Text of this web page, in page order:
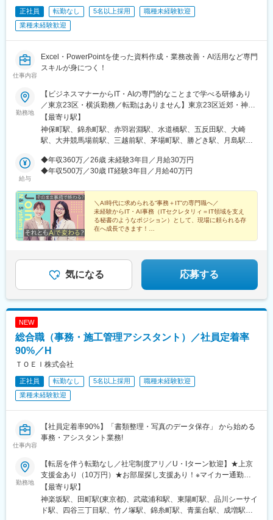
海の公園南口駅、北与野駅、本川越駅、上熊谷駅、京成西船駅、
京成船橋駅、京成千葉駅、幸谷駅、市川真間駅、新津田沼駅、京
成幕張駅、東葉勝田台駅、本八幡駅(都営線)、京成稲毛駅、東成田
小川町駅(東京都)、茅場町駅、有明テニスの森駅、六本木一丁目
駅、多摩センター駅、京成関屋駅、日暮里駅(舎人ライナー)、豊島
京国際クルーズターミナル駅、鮫洲駅、本郷三丁目駅、東大前
駅、両国駅、代々木駅、緑が丘駅(東京都)、武蔵新田駅、町屋駅
(東京メトロ)、湯島駅、田原町駅(東京都)、若林駅(東京都)、高津
駅(神奈川県)、日本大通り駅、馬車道駅、星川駅、川越市駅、東海
神駅、栄町駅(千葉県)、京成八幡駅
駅、御成門駅、富士見ケ丘駅、市川駅、新日本橋駅、祐天寺駅、
馬喰横山駅、武蔵小杉駅、新大久保駅、地下鉄成増駅、新高島平
駅、二子新地駅、日比谷駅、京王八王子駅、北参道駅、春日駅(東
京都)、立川駅、両国駅、乃木坂駅、新宿西口駅、岩本町駅、小台
日ノ出町駅、東海神駅、銀座一丁目駅、六本木一丁目駅、茗荷谷
駅、市川真間駅、馬喰町駅、竹橋駅、大塚駅(東京都)、星川駅、稲
荷町駅(東京都)、東池袋四丁目駅、信濃町駅、泉岳寺駅、国立競技
場駅、後楽園駅、立川南駅、蔵前駅
正社員 転勤なし 5名以上採用
職種未経験歓迎
業種未経験歓迎
仕事内容
Excel・PowerPointを使った資料作成・業務改善・AI活用など専門
スキルが身につく！
勤務地
【ビジネスマナーからIT・AIの専門的なことまで学べる研修あり
／東京23区・横浜勤務／転勤はありません】東京23区近郊・神奈
川（横浜近郊）のクライアント先※大阪にも新オフィスをオープ
ン！希望に応じて、そちらで勤務することも可能です。※自宅から
近い勤務先になるよう考慮します。※東京近郊は品川区、中央区な
千代田区一ツ橋2-5-5 岩波書店一ツ橋ビル3F【本社アクセス】・
東京メトロ半蔵門線、都営地下鉄新宿線・三田線「神保町駅」
り徒歩7分・JR中央・総武線「水道橋駅」より徒歩12分、「御茶
ノ水駅」 より徒歩12分
【最寄り駅】
神保町駅、錦糸町駅、赤羽岩淵駅、水道橋駅、五反田駅、大崎
駅、大井競馬場前駅、三越前駅、茅場町駅、勝どき駅、月島駅、
都)、市ケ谷駅、東京駅、新宿駅、初台駅、外苑前駅、大門駅(東京
都)、青山一丁目駅、御成門駅、田町駅(東京都)、神谷町駅、虎ノ
木場駅、住吉駅(東京都)、原当麻駅、高島町駅、横浜駅、新高島
駅、新横浜駅、菊名駅、鶴瀬駅、武蔵小杉駅、千葉駅、赤羽駅、
後楽園駅、大崎広小路駅、新日本橋駅、日本橋駅(東京都)、牛込神
楽坂駅、九段下駅、淡路町駅、四ツ谷駅、二重橋前駅、新宿三丁
目駅、参宮橋駅、浜松町駅、三田駅(東京都)、虎ノ門ヒルズ駅、霞
(千葉県)、本郷三丁目駅、高輪台駅、水天宮前駅、岩本町駅、新御
茶ノ水駅、麹町駅、京橋駅(東京都)、新宿駅(東京メトロ)、乃木坂
給与
◆年収360万／26歳 未経験3年目／月給30万円
◆年収500万／30歳 IT経験3年目／月給40万円
＼AI時代に求められる“事務＋IT”の専門職へ／
未経験からIT・AI事務（ITセクレタリィ＝IT領域を支え
る秘書のようなポジション）として、現場に頼られる存
在へ成長できます！
気になる 応募する
NEW
総合職（事務・施工管理アシスタント）／社員定着率
90%／H
ＴＯＥＩ株式会社
正社員 転勤なし 5名以上採用
職種未経験歓迎
業種未経験歓迎
仕事内容
【社員定着率90%】「書類整理・写真のデータ保存」 から始める
事務・アシスタント業務!
勤務地
【転居を伴う転勤なし／社宅制度アリ／U・Iターン歓迎】★上京
支援金あり（10万円）★お部屋探し支援あり！※マイカー通勤相
談可※経験に応じてリモートワーク相談可（フルリモート実績あ
り）【募集中エリア】ご希望のエリアをお聞かせください！東
北：宮城、福島、山形、青森、秋田、岩手関東：東京、神奈川、
【最寄り駅】
神楽坂駅、田町駅(東京都)、武蔵浦和駅、東陽町駅、品川シーサイ
ド駅、四谷三丁目駅、竹ノ塚駅、錦糸町駅、青葉台駅、成増駅、